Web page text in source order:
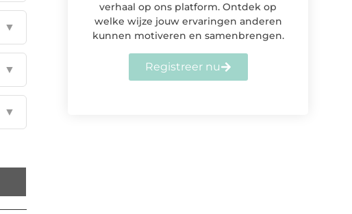
▼
▼
▼
verhaal op ons platform. Ontdek op
welke wijze jouw ervaringen anderen
kunnen motiveren en samenbrengen.
Registreer nu